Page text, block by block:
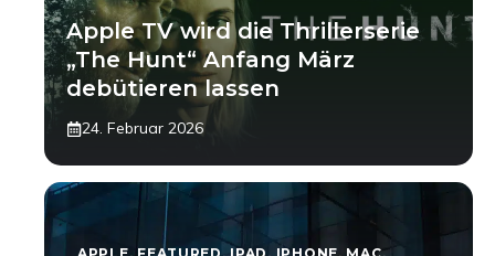
Apple TV wird die Thrillerserie
„The Hunt“ Anfang März
debütieren lassen
24. Februar 2026